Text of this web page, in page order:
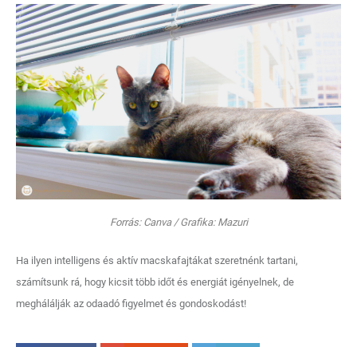
Forrás: Canva / Grafika: Mazuri
Ha ilyen intelligens és aktív macskafajtákat szeretnénk tartani,
számítsunk rá, hogy kicsit több időt és energiát igényelnek, de
meghálálják az odaadó figyelmet és gondoskodást!